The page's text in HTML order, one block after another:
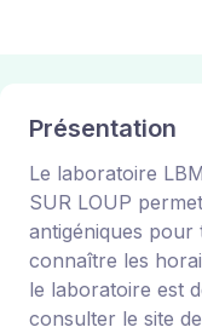
Présentation
Le laboratoire
SUR LOUP
antigéniques pour
connaître les
le laboratoire est
consulter le site